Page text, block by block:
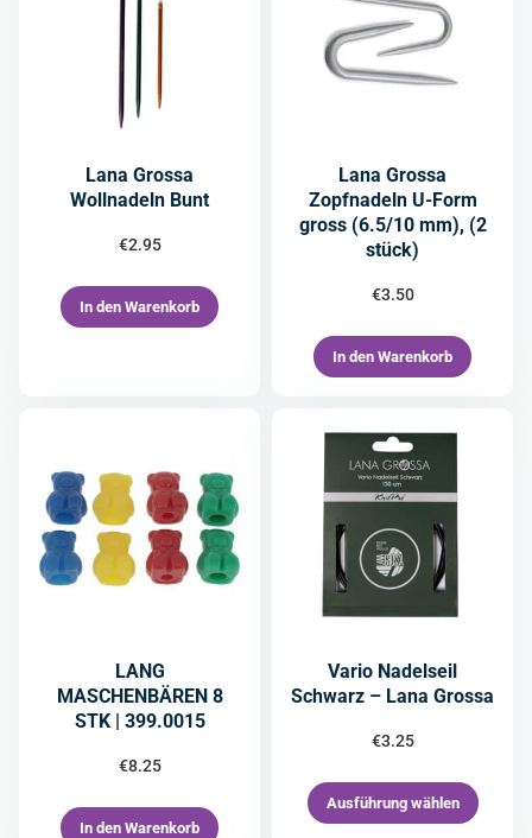
Lana Grossa
Wollnadeln Bunt
€2.95
In den Warenkorb
Lana Grossa
Zopfnadeln U-Form
gross (6.5/10 mm), (2
stück)
€3.50
In den Warenkorb
LANG
MASCHENBÄREN 8
STK | 399.0015
€8.25
In den Warenkorb
Vario Nadelseil
Schwarz – Lana Grossa
€3.25
Ausführung wählen